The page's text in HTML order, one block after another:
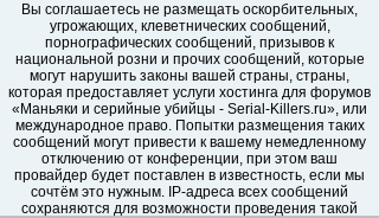
Вы соглашаетесь не размещать оскорбительных,
угрожающих, клеветнических сообщений,
порнографических сообщений, призывов к
национальной розни и прочих сообщений, которые
могут нарушить законы вашей страны, страны,
которая предоставляет услуги хостинга для форумов
«Маньяки и серийные убийцы - Serial-Killers.ru», или
международное право. Попытки размещения таких
сообщений могут привести к вашему немедленному
отключению от конференции, при этом ваш
провайдер будет поставлен в известность, если мы
сочтём это нужным. IP-адреса всех сообщений
сохраняются для возможности проведения такой